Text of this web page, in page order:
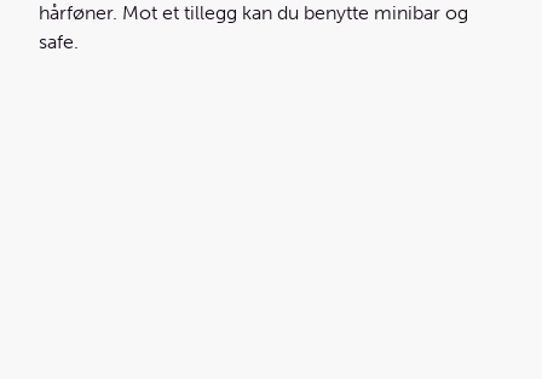
hårføner. Mot et tillegg kan du benytte minibar og
safe.